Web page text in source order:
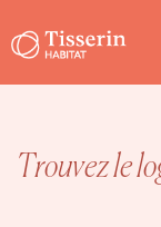
Trouvez le